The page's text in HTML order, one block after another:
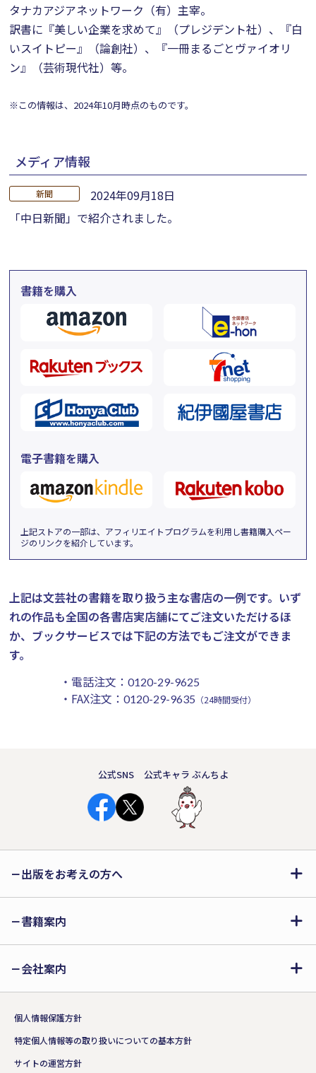
タナカアジアネットワーク（有）主宰。
訳書に『美しい企業を求めて』（プレジデント社）、『白
いスイトピー』（論創社）、『一冊まるごとヴァイオリ
ン』（芸術現代社）等。
※この情報は、2024年10月時点のものです。
メディア情報
新聞
2024年09月18日
「中日新聞」で紹介されました。
書籍を購入
電子書籍を購入
上記ストアの一部は、アフィリエイトプログラムを利用し書籍購入ペー
ジのリンクを紹介しています。
上記は文芸社の書籍を取り扱う主な書店の一例です。 いず
れの作品も全国の各書店実店舗にてご注文いただけるほ
か、ブックサービスでは下記の方法でもご注文ができま
す。
・電話注文： 0120-29-9625
・FAX注文： 0120-29-9635 （24時間受付）
公式SNS 公式キャラ ぶんちよ
出版をお考えの方へ
書籍案内
会社案内
個人情報保護方針
特定個人情報等の取り扱いについての基本方針
サイトの運営方針